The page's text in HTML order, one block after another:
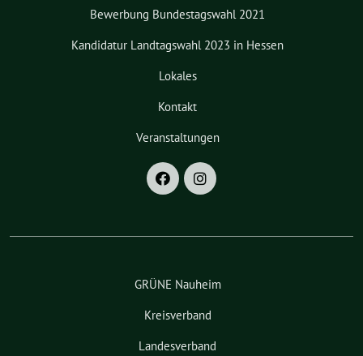
Bewerbung Bundestagswahl 2021
Kandidatur Landtagswahl 2023 in Hessen
Lokales
Kontakt
Veranstaltungen
GRÜNE Nauheim
Kreisverband
Landesverband